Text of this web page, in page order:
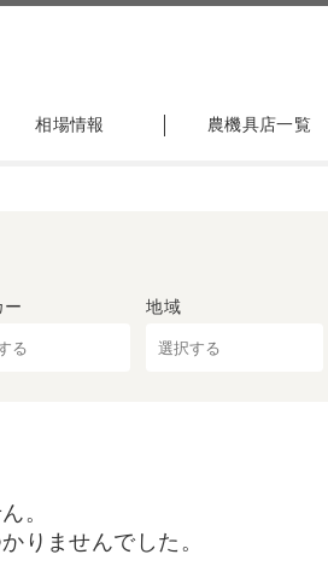
相場情報 農機具店一覧
ー 地域
。
りませんでした。